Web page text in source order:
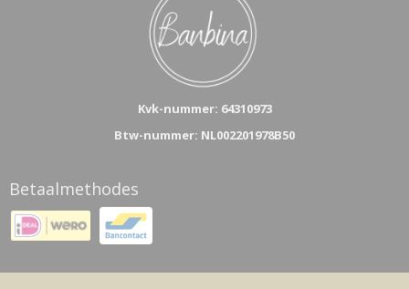
Kvk-nummer: 64310973
Btw-nummer: NL002201978B50
Betaalmethodes